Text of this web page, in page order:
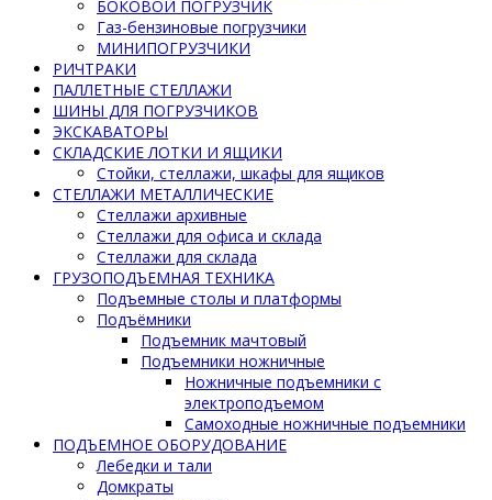
БОКОВОЙ ПОГРУЗЧИК
Газ-бензиновые погрузчики
МИНИПОГРУЗЧИКИ
РИЧТРАКИ
ПАЛЛЕТНЫЕ СТЕЛЛАЖИ
ШИНЫ ДЛЯ ПОГРУЗЧИКОВ
ЭКСКАВАТОРЫ
СКЛАДСКИЕ ЛОТКИ И ЯЩИКИ
Стойки, стеллажи, шкафы для ящиков
СТЕЛЛАЖИ МЕТАЛЛИЧЕСКИЕ
Стеллажи архивные
Стеллажи для офиса и склада
Стеллажи для склада
ГРУЗОПОДЪЕМНАЯ ТЕХНИКА
Подъемные столы и платформы
Подъёмники
Подъемник мачтовый
Подъемники ножничные
Ножничные подъемники с
электроподъемом
Самоходные ножничные подъемники
ПОДЪЕМНОЕ ОБОРУДОВАНИЕ
Лебедки и тали
Домкраты